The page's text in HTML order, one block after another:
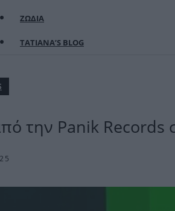
ΖΩΔΙΑ
TATIANA’S BLOG
την Panik Records